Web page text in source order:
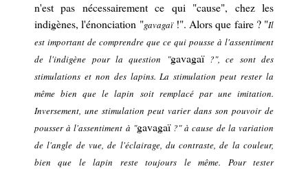
n'est pas nécessairement ce qui "cause", chez les
indigènes, l'énonciation "gavagaï !". Alors que faire ? "Il
est important de comprendre que ce qui pousse à l'assentiment
de l'indigène pour la question "gavagaï?", ce sont des
stimulations et non des lapins. La stimulation peut rester la
même bien que le lapin soit remplacé par une imitation.
Inversement, une stimulation peut varier dans son pouvoir de
pousser à l'assentiment à "gavagaï?" à cause de la variation
de l'angle de vue, de l'éclairage, du contraste, de la couleur,
bien que le lapin reste toujours le même. Pour tester